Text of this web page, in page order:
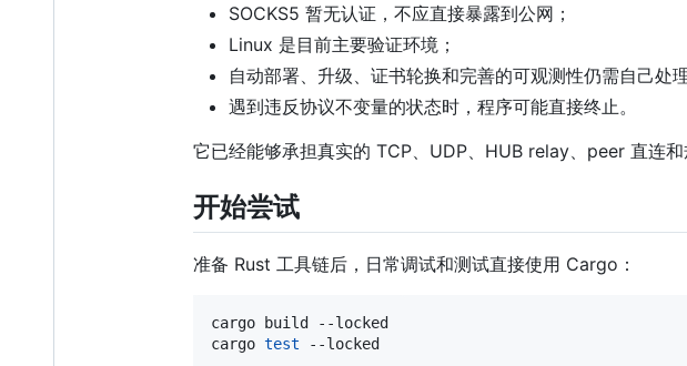
SOCKS5 暂无认证，不应直接暴露到公网；
Linux 是目前主要验证环境；
自动部署、升级、证书轮换和完善的可观测性仍需自己处理
遇到违反协议不变量的状态时，程序可能直接终止。
它已经能够承担真实的 TCP、UDP、HUB relay、peer 直连
开始尝试
准备 Rust 工具链后，日常调试和测试直接使用 Cargo：
cargo build --locked
cargo test --locked